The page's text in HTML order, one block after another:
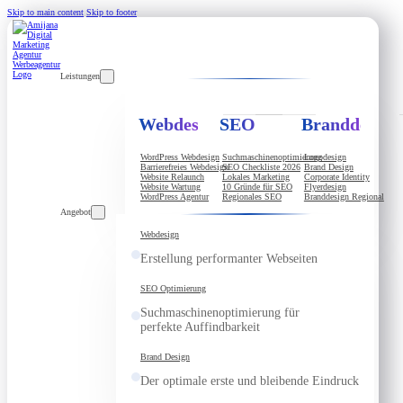
Skip to main content Skip to footer
Leistungen
Webdesign
WordPress Webdesign
Barrierefreies Webdesign
Website Relaunch
Website Wartung
WordPress Agentur
SEO
Suchmaschinenoptimierung
SEO Checkliste 2026
Lokales Marketing
10 Gründe für SEO
Regionales SEO
Branddesign
Logodesign
Brand Design
Corporate Identity
Flyerdesign
Branddesign Regional
Angebot
Webdesign
Erstellung performanter Webseiten
SEO Optimierung
Suchmaschinenoptimierung für
perfekte Auffindbarkeit
Brand Design
Der optimale erste und bleibende Eindruck